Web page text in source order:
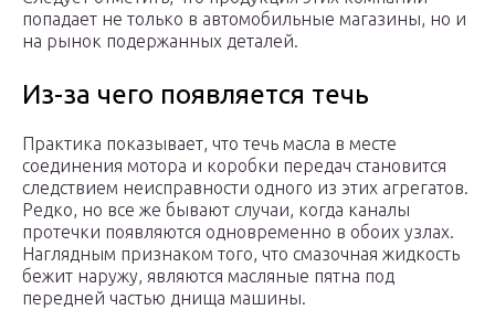
попадает не только в автомобильные магазины, но и
на рынок подержанных деталей.
Из-за чего появляется течь
Практика показывает, что течь масла в месте
соединения мотора и коробки передач становится
следствием неисправности одного из этих агрегатов.
Редко, но все же бывают случаи, когда каналы
протечки появляются одновременно в обоих узлах.
Наглядным признаком того, что смазочная жидкость
бежит наружу, являются масляные пятна под
передней частью днища машины.